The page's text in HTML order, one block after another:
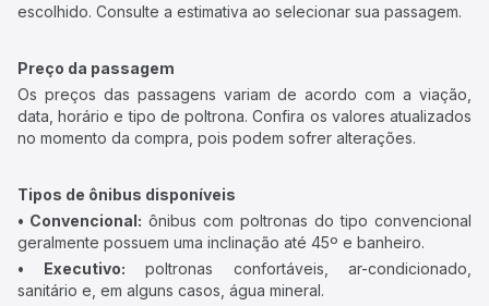
escolhido. Consulte a estimativa ao selecionar sua passagem.
Preço da passagem
Os preços das passagens variam de acordo com a viação,
data, horário e tipo de poltrona. Confira os valores atualizados
no momento da compra, pois podem sofrer alterações.
Tipos de ônibus disponíveis
• Convencional: ônibus com poltronas do tipo convencional
geralmente possuem uma inclinação até 45º e banheiro.
• Executivo: poltronas confortáveis, ar-condicionado,
sanitário e, em alguns casos, água mineral.